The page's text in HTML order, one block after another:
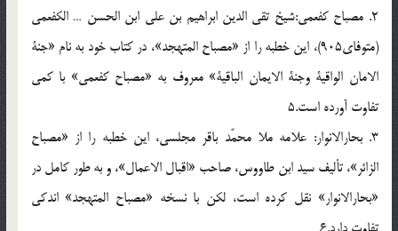
2. مصباح كفعمى:شيخ تقى الدين ابراهيم بن على ابن الحسن … الكفعمى
(متوفاى905)، اين خطبه را از «مصباح المتهجد»، در كتاب خود به نام «جنة
الامان الواقية وجنة الايمان الباقية» معروف به «مصباح كفعمى» با كمى
تفاوت آورده است.5
3. بحارالانوار: علامه ملا محمّد باقر مجلسى، اين خطبه را از «مصباح
الزائر»، تأليف سيد ابن طاووس، صاحب «اقبال الاعمال»، و به طور كامل در
«بحارالانوار» نقل كرده است، لكن با نسخه «مصباح المتهجد» اندكى